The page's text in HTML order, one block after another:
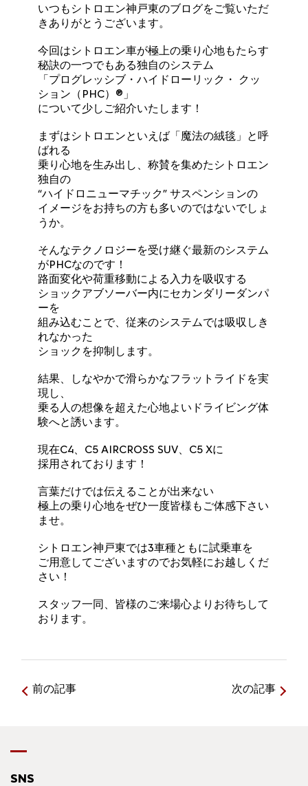
いつもシトロエン神戸東のブログをご覧いただ
きありがとうございます。
今回はシトロエン車が極上の乗り心地もたらす
秘訣の一つでもある独自のシステム
「プログレッシブ・ハイドローリック・ クッ
ション（PHC）®」
について少しご紹介いたします！
まずはシトロエンといえば「魔法の絨毯」と呼
ばれる
乗り心地を生み出し、称賛を集めたシトロエン
独自の
“ハイドロニューマチック” サスペンションの
イメージをお持ちの方も多いのではないでしょ
うか。
そんなテクノロジーを受け継ぐ最新のシステム
がPHCなのです！
路面変化や荷重移動による入力を吸収する
ショックアブソーバー内にセカンダリーダンパ
ーを
組み込むことで、従来のシステムでは吸収しき
れなかった
ショックを抑制します。
結果、しなやかで滑らかなフラットライドを実
現し、
乗る人の想像を超えた心地よいドライビング体
験へと誘います。
現在C4、C5 AIRCROSS SUV、C5 Xに
採用されております！
言葉だけでは伝えることが出来ない
極上の乗り心地をぜひ一度皆様もご体感下さい
ませ。
シトロエン神戸東では3車種ともに試乗車を
ご用意してございますのでお気軽にお越しくだ
さい！
スタッフ一同、皆様のご来場心よりお待ちして
おります。
前の記事 次の記事
SNS